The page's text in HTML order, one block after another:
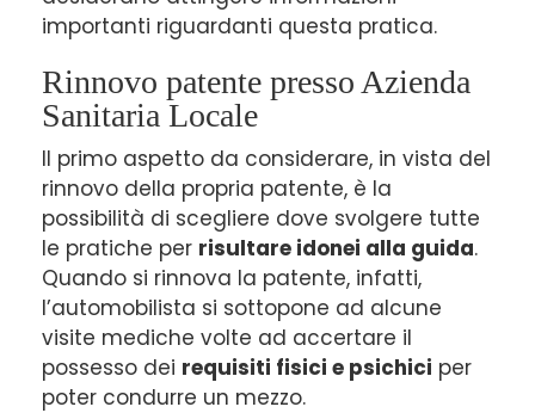
importanti riguardanti questa pratica.
Rinnovo patente presso Azienda
Sanitaria Locale
Il primo aspetto da considerare, in vista del
rinnovo della propria patente, è la
possibilità di scegliere dove svolgere tutte
le pratiche per risultare idonei alla guida.
Quando si rinnova la patente, infatti,
l’automobilista si sottopone ad alcune
visite mediche volte ad accertare il
possesso dei requisiti fisici e psichici per
poter condurre un mezzo.